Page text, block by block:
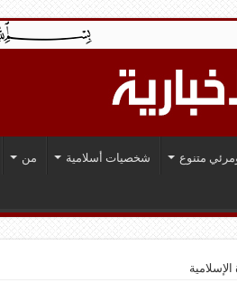
متنوع شخصيات أسلامية من